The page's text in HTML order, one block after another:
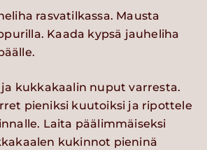
rasvatilkassa. Mausta
Kaada kypsä jauheliha
kukkakaalin nuput varresta.
pieniksi kuutoiksi ja ripottele
Laita päälimmäiseksi
kukinnot pieninä